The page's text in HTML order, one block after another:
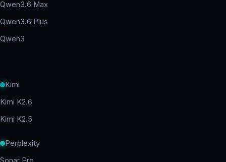
Qwen3.6 Max
Qwen3.6 Plus
Qwen3
Kimi
Kimi K2.6
Kimi K2.5
Perplexity